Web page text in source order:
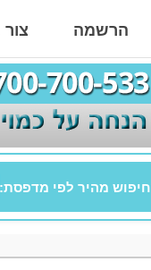
הרשמה
חיפוש מהיר לפי מדפסת: